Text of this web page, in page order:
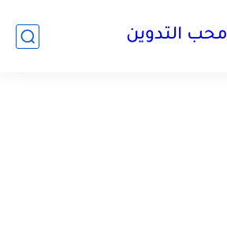
محب التدوين